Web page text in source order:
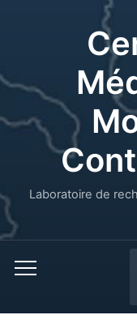
Laboratoire de